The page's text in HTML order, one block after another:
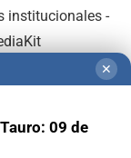
institucionales-
✕
09 de